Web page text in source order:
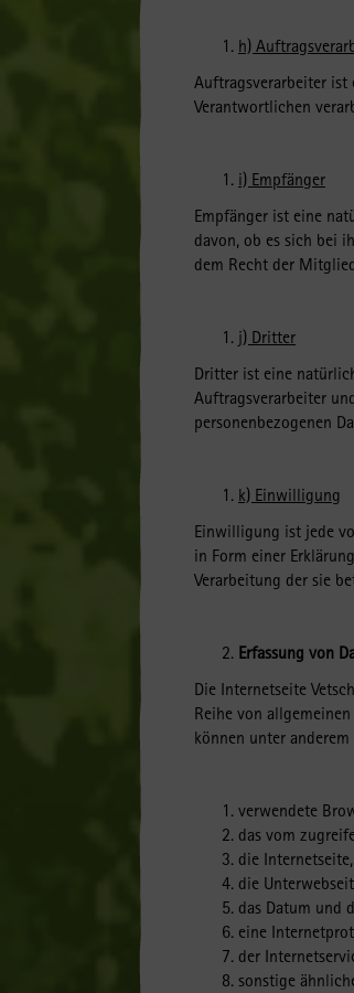
h)
Auftragsverarbeiter ist
Verantwortlichen
i) Empfänger
Empfänger ist eine
davon, ob es sich bei
dem Recht der
j) Dritter
Dritter ist eine
Auftragsverarbeiter
personenbezogenen
k) Einwilligung
Einwilligung ist jede
in Form einer
Verarbeitung der sie
Erfassung von
Die Internetseite
Reihe von
können unter anderem
verwendete
das vom
die
die
das Datum und
eine
der
sonstige